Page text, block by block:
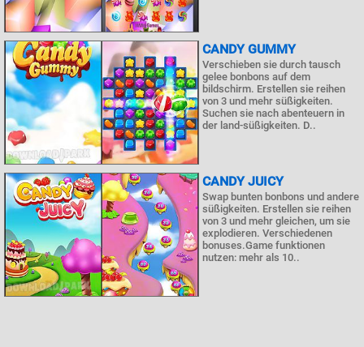
CANDY GUMMY
Verschieben sie durch tausch
gelee bonbons auf dem
bildschirm. Erstellen sie reihen
von 3 und mehr süßigkeiten.
Suchen sie nach abenteuern in
der land-süßigkeiten. D..
CANDY JUICY
Swap bunten bonbons und andere
süßigkeiten. Erstellen sie reihen
von 3 und mehr gleichen, um sie
explodieren. Verschiedenen
bonuses.Game funktionen
nutzen: mehr als 10..